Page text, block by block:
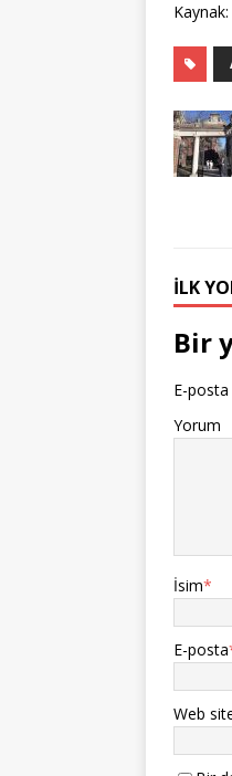
İLK
Bir
E-posta
Yorum
İsim*
E-posta
Web